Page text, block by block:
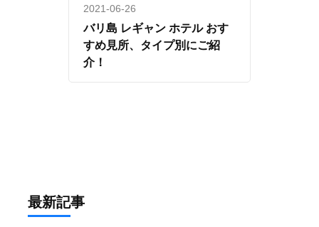
2021-06-26
バリ島 レギャン ホテル おす
すめ見所、タイプ別にご紹
介！
最新記事